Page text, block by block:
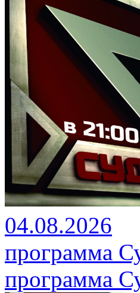
04.08.2026
программа
программа